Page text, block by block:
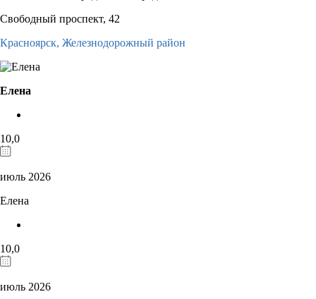
Свободный проспект, 42
Красноярск, Железнодорожный район
Елена
10,0
июль 2026
Елена
10,0
июль 2026